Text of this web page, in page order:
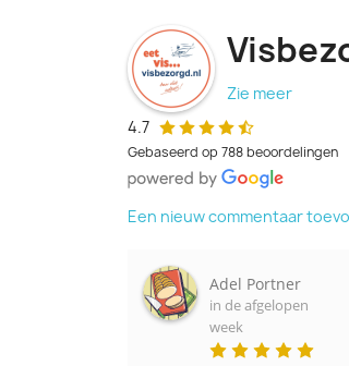
Zie meer
4.7
Gebaseerd op 788 beoordelingen
Een nieuw commentaar
Adel Portner
in de afgelopen
week